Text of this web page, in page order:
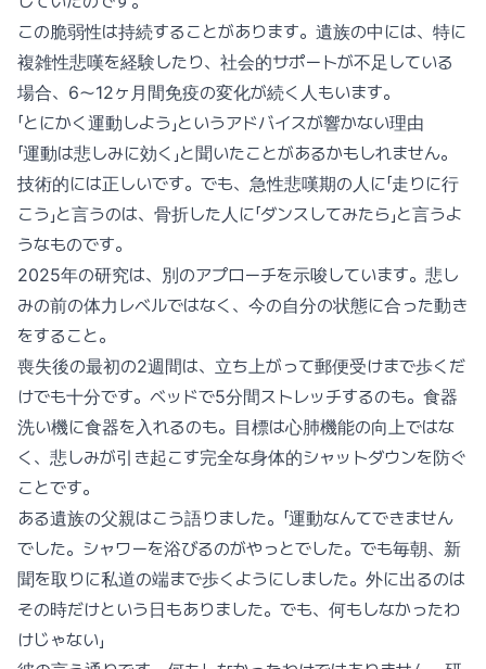
この脆弱性は持続することがあります。遺族の中には、特に
複雑性悲嘆を経験したり、社会的サポートが不足している
場合、6〜12ヶ月間免疫の変化が続く人もいます。
「とにかく運動しよう」というアドバイスが響かない理由
「運動は悲しみに効く」と聞いたことがあるかもしれません。
技術的には正しいです。でも、急性悲嘆期の人に「走りに行
こう」と言うのは、骨折した人に「ダンスしてみたら」と言うよ
うなものです。
2025年の研究は、別のアプローチを示唆しています。悲し
みの前の体力レベルではなく、今の自分の状態に合った動き
をすること。
喪失後の最初の2週間は、立ち上がって郵便受けまで歩くだ
けでも十分です。ベッドで5分間ストレッチするのも。食器
洗い機に食器を入れるのも。目標は心肺機能の向上ではな
く、悲しみが引き起こす完全な身体的シャットダウンを防ぐ
ことです。
ある遺族の父親はこう語りました。「運動なんてできません
でした。シャワーを浴びるのがやっとでした。でも毎朝、新
聞を取りに私道の端まで歩くようにしました。外に出るのは
その時だけという日もありました。でも、何もしなかったわ
けじゃない」